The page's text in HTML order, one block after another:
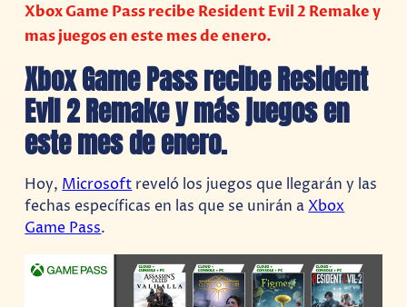
Xbox Game Pass recibe Resident Evil 2 Remake y
mas juegos en este mes de enero.
Xbox Game Pass recibe Resident
Evil 2 Remake y más juegos en
este mes de enero.
Hoy,Microsoftreveló los juegos que llegarán y las
fechas específicas en las que se unirán aXbox
Game Pass.